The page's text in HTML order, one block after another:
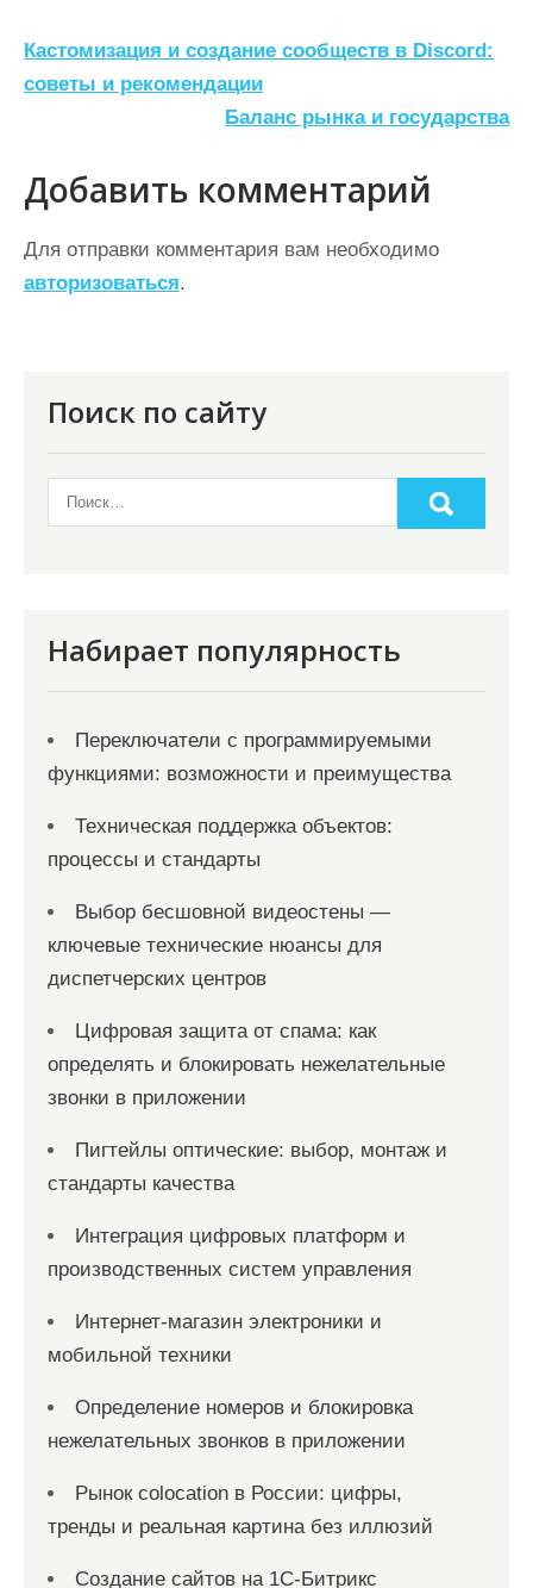
Н
а
и
г
а
ц
Кастомизация и создание сообществ в Discord:
советы и рекомендации
Баланс рынка и государства
Добавить комментарий
Для отправки комментария вам необходимо
авторизоваться.
Поиск по сайту
Набирает популярность
Переключатели с программируемыми
функциями: возможности и преимущества
Техническая поддержка объектов:
процессы и стандарты
Выбор бесшовной видеостены —
ключевые технические нюансы для
диспетчерских центров
Цифровая защита от спама: как
определять и блокировать нежелательные
звонки в приложении
Пигтейлы оптические: выбор, монтаж и
стандарты качества
Интеграция цифровых платформ и
производственных систем управления
Интернет-магазин электроники и
мобильной техники
Определение номеров и блокировка
нежелательных звонков в приложении
Рынок colocation в России: цифры,
тренды и реальная картина без иллюзий
Создание сайтов на 1С-Битрикс